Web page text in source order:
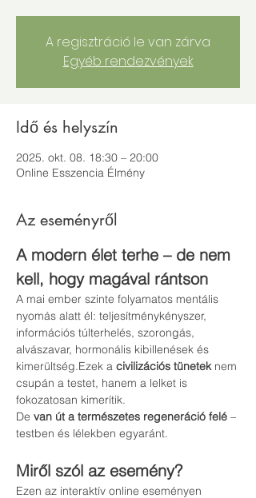
A regisztráció le van zárva
Egyéb rendezvények
Idő és helyszín
2025. okt. 08. 18:30 – 20:00
Online Esszencia Élmény
Az eseményről
A modern élet terhe – de nem
kell, hogy magával rántson
A mai ember szinte folyamatos mentális
nyomás alatt él: teljesítménykényszer,
információs túlterhelés, szorongás,
alvászavar, hormonális kibillenések és
kimerültség.Ezek a civilizációs tünetek nem
csupán a testet, hanem a lelket is
fokozatosan kimerítik.
De van út a természetes regeneráció felé –
testben és lélekben egyaránt.
Miről szól az esemény?
Ezen az interaktív online eseményen